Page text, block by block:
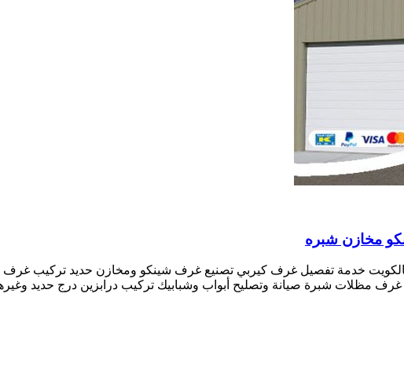
خدمة تفصيل غرف كيربي تصنيع غرف شينكو ومخازن حديد تركيب
مظلات شبرة صيانة وتصليح أبواب وشبابيك تركيب درابزين درج حديد